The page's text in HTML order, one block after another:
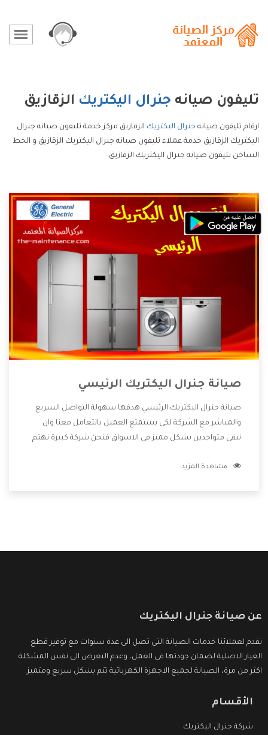
تليفون صيانه جنرال اليكتريك الزقازيق
ارقام تليفون صيانه جنرال اليكتريك الزقازيق مركز خدمة تليفون صيانه جنرال
اليكتريك الزقازيق خدمة عملاء تليفون صيانه جنرال اليكتريك الزقازيق و الخط
الساخن تليفون صيانه جنرال اليكتريك الزقازيق.
صيانة جنرال اليكتريك الرئيسي
صيانة جنرال اليكتريك الرئيسي هدفها سهولة التواصل السريع
والمباشر مع الشركة لكى يستمتع العميل بالتعامل معنا وان
نبقى متواجدين بشكل مميز فى الاسواق فنحن شركة كبيرة نهتم
الشركة بها والتى تكون منها خدمة الصيانة التى تكون من أهم
مشاهدة المزيد
عن صيانة جنرال اليكتريك
نقدم لعملائنا خدمات الصيانة التى تصل الى عدة سنوات مع توفير قطع
الغيار الاصلية لضمان جودتها فى العمل، وعدم التعرض الى نفس المشكلة
اكثر من مرة، الصيانة لجميع الاجهزة الكهربائية تتم بشكل سريع ومتميز.
الأقسام
شركة جنرال اليكتريك